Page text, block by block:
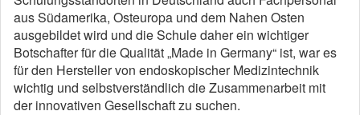
aus Südamerika, Osteuropa und dem Nahen Osten
ausgebildet wird und die Schule daher ein wichtiger
Botschafter für die Qualität „Made in Germany“ ist, war es
für den Hersteller von endoskopischer Medizintechnik
wichtig und selbstverständlich die Zusammenarbeit mit
der innovativen Gesellschaft zu suchen.